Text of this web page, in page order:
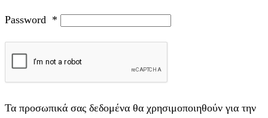
Password *
Τα προσωπικά σας δεδομένα θα χρησιμοποιηθούν για την